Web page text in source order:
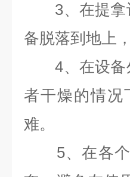
3、在提拿
备脱落到地上
4、在设备
者干燥的情况
难。
5、在各个